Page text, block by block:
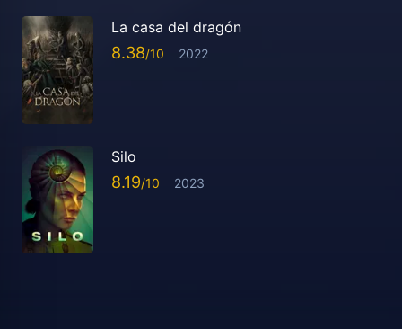
La casa del dragón
8.38 2022
Silo
8.19 2023